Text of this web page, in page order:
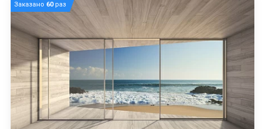
Заказано 60раз